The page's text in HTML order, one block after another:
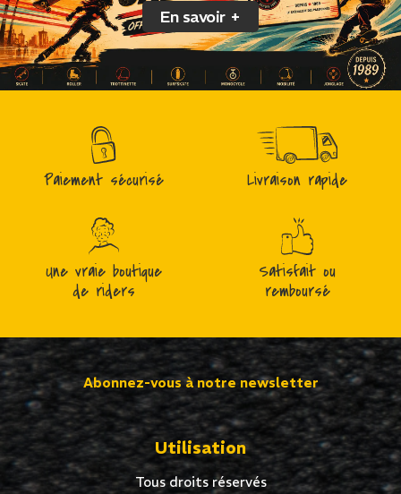
En savoir +
Paiement sécurisé Livraison rapide
Une vraie boutique
de riders
Satisfait ou
remboursé
Abonnez-vous à notre newsletter
Utilisation
Tous droits réservés